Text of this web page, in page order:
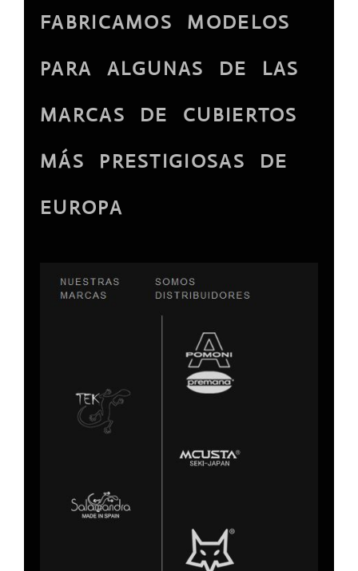
FABRICAMOS MODELOS
PARA ALGUNAS DE LAS
MARCAS DE CUBIERTOS
MÁS PRESTIGIOSAS DE
EUROPA